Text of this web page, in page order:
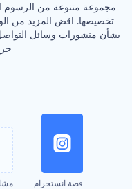
مجموعة متنوعة من الرسوم
تخصيصها. اقض المزيد من
بشأن منشورات وسائل
قصة انستجرام